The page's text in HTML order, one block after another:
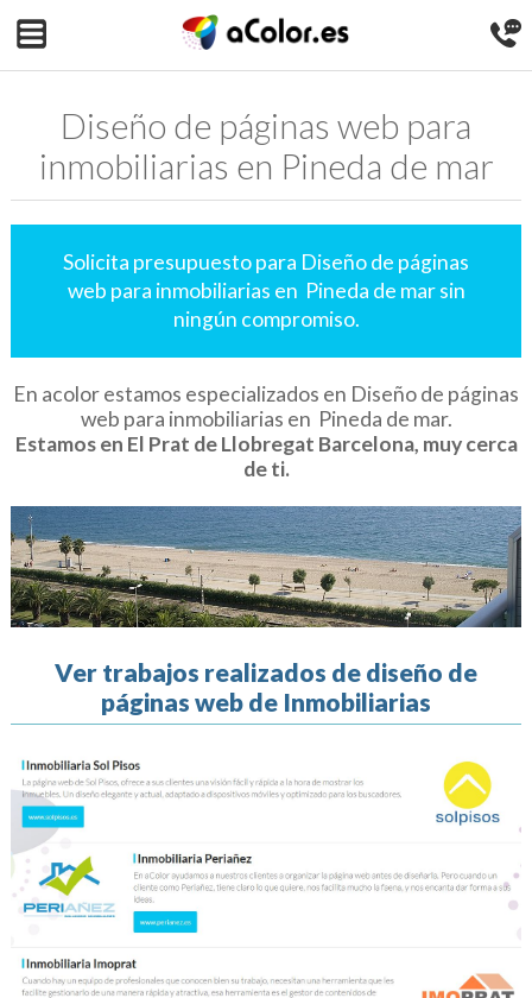
Diseño de páginas web para
inmobiliarias en Pineda de mar
Solicita presupuesto para Diseño de páginas
web para inmobiliarias en Pineda de mar sin
ningún compromiso.
En acolor estamos especializados en Diseño de páginas
web para inmobiliarias en Pineda de mar.
Estamos en El Prat de Llobregat Barcelona, muy cerca
de ti.
Ver trabajos realizados de diseño de
páginas web de Inmobiliarias